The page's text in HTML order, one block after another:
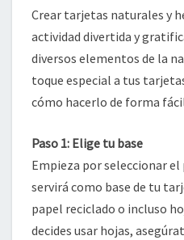
Crear tarjetas naturales y
actividad divertida y
diversos elementos de la
toque especial a tus
cómo hacerlo de forma
Paso 1: Elige tu base
Empieza por seleccionar
servirá como base de tu
papel reciclado o incluso
decides usar hojas,